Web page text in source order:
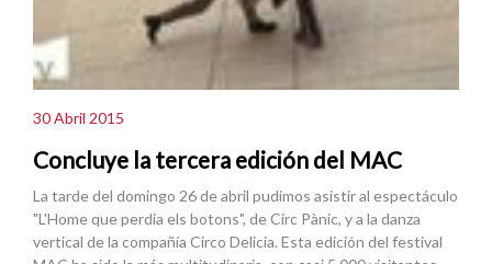
30 Abril 2015
Concluye la tercera edición del MAC
La tarde del domingo 26 de abril pudimos asistir al espectáculo
"L'Home que perdia els botons", de Circ Pànic, y a la danza
vertical de la compañía Circo Delicia. Esta edición del festival